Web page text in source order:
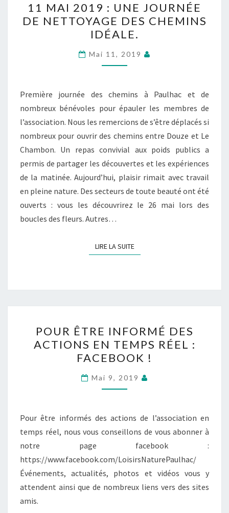
MAI
2019
:
UNE
JOURNÉE
NETTOYAGE
DES
CHEMINS
IDÉALE.
11 MAI 2019 : UNE JOURNÉE
DE NETTOYAGE DES CHEMINS
IDÉALE.
Mai 11, 2019
Première journée des chemins à Paulhac et de
nombreux bénévoles pour épauler les membres de
l’association. Nous les remercions de s’être déplacés si
nombreux pour ouvrir des chemins entre Douze et Le
Chambon. Un repas convivial aux poids publics a
permis de partager les découvertes et les expériences
de la matinée. Aujourd’hui, plaisir rimait avec travail
en pleine nature. Des secteurs de toute beauté ont été
ouverts : vous les découvrirez le 26 mai lors des
boucles des fleurs. Autres…
LIRE LA SUITELIRE LA SUITE
ÊTRE
INFORMÉ
DES
ACTIONS
EN
RÉEL
:
FACEBOOK
!
POUR ÊTRE INFORMÉ DES
ACTIONS EN TEMPS RÉEL :
FACEBOOK !
Mai 9, 2019
Pour être informés des actions de l’association en
temps réel, nous vous conseillons de vous abonner à
notre page facebook :
https://www.facebook.com/LoisirsNaturePaulhac/
Événements, actualités, photos et vidéos vous y
attendent ainsi que de nombreux liens vers des sites
amis.